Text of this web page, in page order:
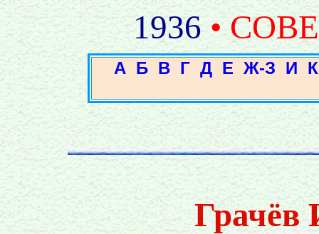
1936 •
А Б В Г Д Е Ж-З И К
Грачёв